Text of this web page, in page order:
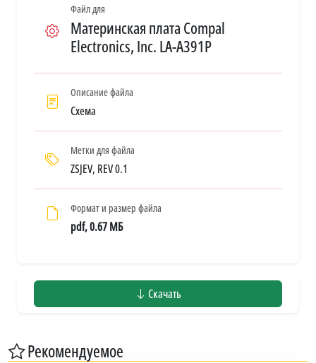
Файл для
Материнская плата Compal
Electronics, Inc. LA-A391P
Описание файла
Схема
Метки для файла
ZSJEV, REV 0.1
Формат и размер файла
pdf, 0.67 МБ
Скачать
Рекомендуемое